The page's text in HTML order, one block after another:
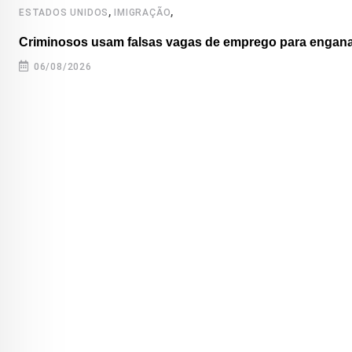
ESTADOS UNIDOS ,IMIGRAÇÃO,
Criminosos usam falsas vagas de emprego para
06/08/2026